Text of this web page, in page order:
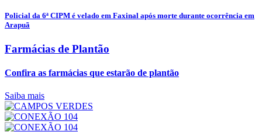
Policial da 6ª CIPM é velado em Faxinal após morte durante ocorrência em
Arapuã
Farmácias de Plantão
Confira as farmácias que estarão de plantão
Saiba mais